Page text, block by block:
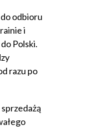
odbioru
i
Polski.
razu po